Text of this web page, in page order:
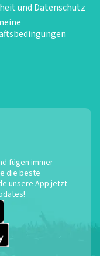
und Datenschutz
fügen immer
die beste
unsere App jetzt